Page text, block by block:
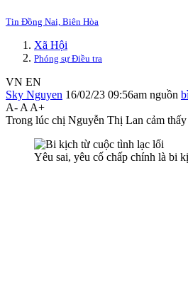
Tin Đồng Nai, Biên Hòa
Xã Hội
Phóng sự Điều tra
VN EN
Sky Nguyen 16/02/23 09:56am nguồn
A- A A+
Trong lúc chị Nguyễn Thị Lan cảm
Yêu sai, yêu cố chấp chính là bi